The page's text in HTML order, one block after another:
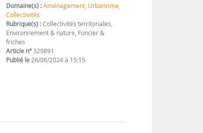
Domaine(s) : Aménagement, Urbanisme,
Collectivités
Rubrique(s) :Collectivités territoriales,
Environnement & nature, Foncier &
friches
Article n°329891
Publié le26/06/2024 à 15:15